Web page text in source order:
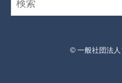
© 一般社団法人